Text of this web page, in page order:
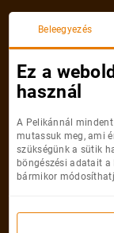
Beleegyezés
Ez a
használ
A Pelikánnál
mutassuk meg, ami
szükségünk a sütik
böngészési adatait
bármikor